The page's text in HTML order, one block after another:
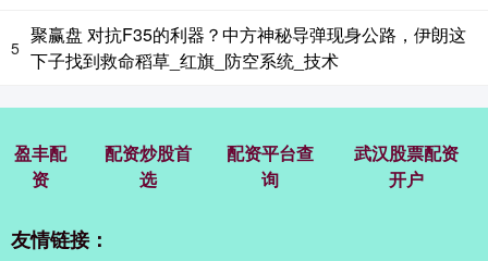
5
聚赢盘 对抗F35的利器？中方神秘导弹现身公路，伊朗这
下子找到救命稻草_红旗_防空系统_技术
盈丰配
资
配资炒股首
选
配资平台查
询
武汉股票配资
开户
友情链接：